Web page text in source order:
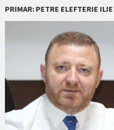
PRIMAR: PETRE ELEFTERIE ILIE